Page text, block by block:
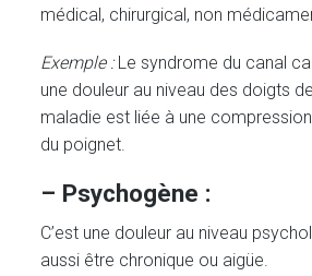
médical, chirurgical, non
Exemple :Le syndrome du canal
une douleur au niveau des doigts
maladie est liée à une
du poignet.
– Psychogène :
C’est une douleur au niveau
aussi être chronique ou aigüe.